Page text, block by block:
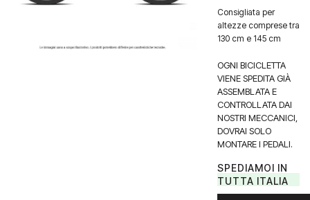
Consigliata per
altezze comprese tra
130 cm e 145 cm
OGNI BICICLETTA
VIENE SPEDITA GIÀ
ASSEMBLATA E
CONTROLLATA DAI
NOSTRI MECCANICI,
DOVRAI SOLO
MONTARE I PEDALI.
SPEDIAMOI IN
TUTTA ITALIA